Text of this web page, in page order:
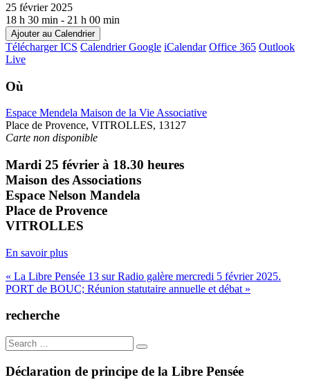
25 février 2025
18 h 30 min - 21 h 00 min
Ajouter au Calendrier
Télécharger ICS Calendrier Google iCalendar Office 365 Outlook
Live
Où
Espace Mendela Maison de la Vie Associative
Place de Provence, VITROLLES, 13127
Carte non disponible
Mardi 25 février à 18.30 heures
Maison des Associations
Espace Nelson Mandela
Place de Provence
VITROLLES
En savoir plus
Navigation
de
l’article
« La Libre Pensée 13 sur Radio galère mercredi 5 février 2025.
PORT de BOUC; Réunion statutaire annuelle et débat »
recherche
Search
for:
Déclaration de principe de la Libre Pensée